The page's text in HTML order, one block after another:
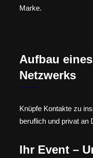
Marke.
Aufbau
Netzwerks
Knüpfe Kontakte zu
beruflich und privat an
Ihr Event –